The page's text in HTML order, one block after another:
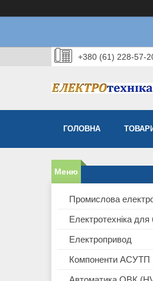
+380 (61) 228-57-
ГОЛОВНА
Промислова
Електротехніка для
Електропривод
Компоненти АСУТП